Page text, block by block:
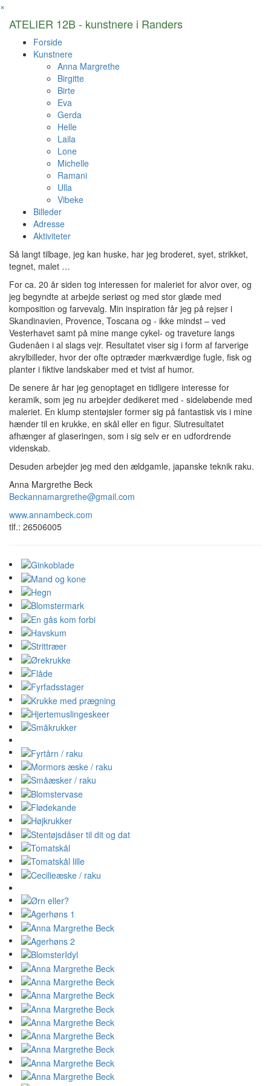
×
ATELIER 12B - kunstnere i Randers
Forside
Kunstnere
Anna Margrethe
Birgitte
Birte
Eva
Gerda
Helle
Laila
Lone
Michelle
Ramani
Ulla
Vibeke
Billeder
Adresse
Aktiviteter
Så langt tilbage, jeg kan huske, har jeg broderet, syet, strikket,
tegnet, malet …
For ca. 20 år siden tog interessen for maleriet for alvor over, og
jeg begyndte at arbejde seriøst og med stor glæde med
komposition og farvevalg. Min inspiration får jeg på rejser i
Skandinavien, Provence, Toscana og - ikke mindst – ved
Vesterhavet samt på mine mange cykel- og traveture langs
Gudenåen i al slags vejr. Resultatet viser sig i form af farverige
akrylbilleder, hvor der ofte optræder mærkværdige fugle, fisk og
planter i fiktive landskaber med et tvist af humor.
De senere år har jeg genoptaget en tidligere interesse for
keramik, som jeg nu arbejder dedikeret med - sideløbende med
maleriet. En klump stentøjsler former sig på fantastisk vis i mine
hænder til en krukke, en skål eller en figur. Slutresultatet
afhænger af glaseringen, som i sig selv er en udfordrende
videnskab.
Desuden arbejder jeg med den ældgamle, japanske teknik raku.
Anna Margrethe Beck
Beckannamargrethe@gmail.com
www.annambeck.com
tlf.: 26506005